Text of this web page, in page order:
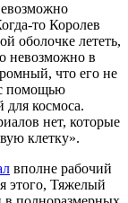
то Королев
оболочке лететь,
невозможно в
что его не
с помощью
для космоса.
нет, которые
клетку».
вполне рабочий
этого, Тяжелый